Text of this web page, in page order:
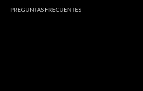
PREGUNTAS FRECUENTES